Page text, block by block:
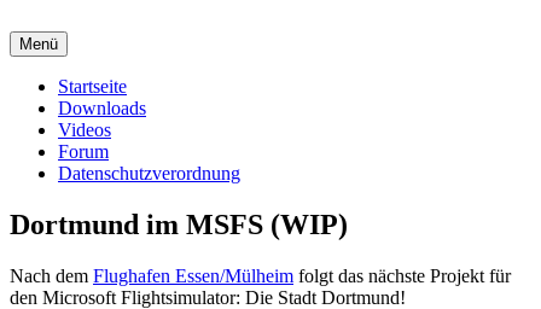
Inhalt
springen
Menü
Startseite
Downloads
Videos
Forum
Datenschutzverordnung
Dortmund im MSFS (WIP)
Nach dem Flughafen Essen/Mülheim folgt das nächste Projekt für
den Microsoft Flightsimulator: Die Stadt Dortmund!